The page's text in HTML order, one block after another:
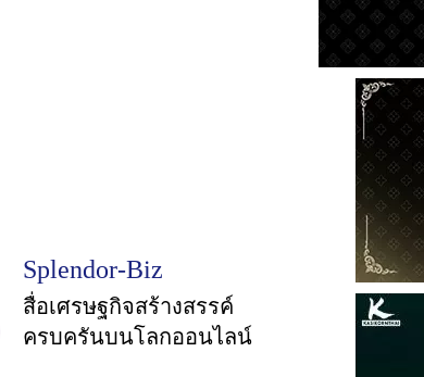
Splendor-Biz
สื่อเศรษฐกิจสร้างสรรค์
ครบครันบนโลกออนไลน์